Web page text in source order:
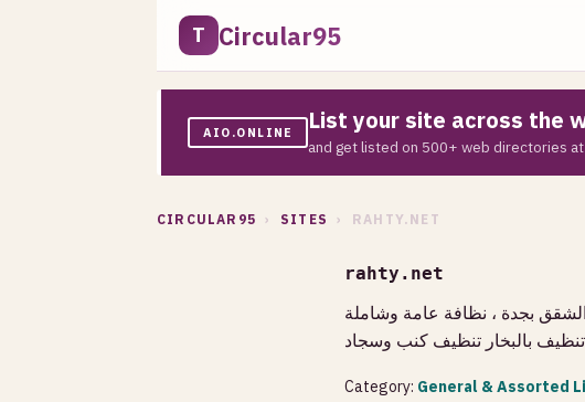
T Circular95
AIO.ONLINE List your site across the
and get listed on 500+ web directories
CIRCULAR95 › SITES › RAHTY.NET
rahty.net
بجدة ، نظافة عامة وشاملة
بالبخار تنظيف كنب وسجاد
Category: General & Assorted